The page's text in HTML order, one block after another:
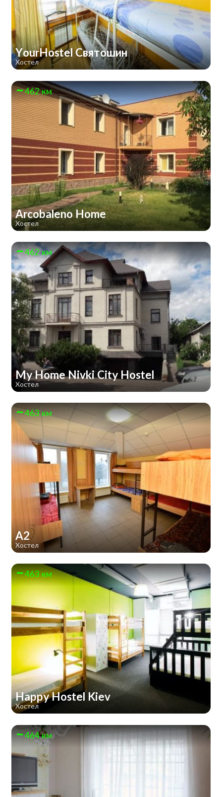
YourHostel Святошин
Хостел
462 км
Arcobaleno Home
Хостел
462 км
My Home Nivki City Hostel
Хостел
463 км
А2
Хостел
463 км
Happy Hostel Kiev
Хостел
464 км